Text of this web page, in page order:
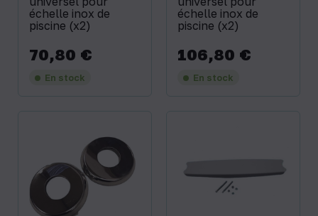
échelle inox de
piscine (x2)
Prix
70,80 €
En stock
échelle inox de
piscine (x2)
Prix
106,80 €
En stock